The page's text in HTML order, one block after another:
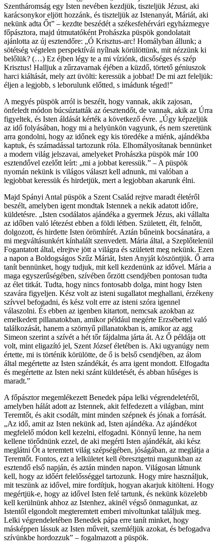
Szentháromság egy Isten nevében kezdjük, tiszteljük Jézust, aki
karácsonykor eljött hozzánk, és tiszteljük az Istenanyát, Máriát, aki
nekünk adta Őt” – kezdte beszédét a székesfehérvári egyházmegye
főpásztora, majd útmutatóként Prohászka püspök gondolatait
ajánlotta az új esztendőre: „Ó Krisztus-arc! Homályban állunk; a
sötétség végtelen perspektívái nyílnak körülöttünk, mit nézzünk ki
belőlük? (…) Ez éjben légy te a mi víziónk, dicsőséges és szép
Krisztus! Halljuk a zűrzavarnak éjében a küzdő, törtető géniuszok
harci kiáltását, mely azt üvölti: keressük a jobbat! De mi azt feleljük:
éljen a legjobb, s leborulunk előtted, s imádunk téged!”
A megyés püspök arról is beszélt, hogy vannak, akik zajosan,
önfeledt módon búcsúztatták az óesztendőt, de vannak, akik az Úrra
figyeltek, és Isten áldását kérték a következő évre. „Úgy képzeljük
az idő folyásában, hogy mi a helyünkön vagyunk, és nem szeretünk
arra gondolni, hogy az időnek egy kis töredéke a miénk, ajándékba
kaptuk, és számadással tartozunk róla. Elhomályosítanak bennünket
a modern világ jelszavai, amelyeket Prohászka püspök már 100
esztendővel ezelőtt leírt: „mi a jobbat keressük.” – A püspök
nyomán nekünk is világos választ kell adnunk, mi valóban a
legjobbat keressük és hirdetjük, mert a legjobban akarunk élni.
Majd Spányi Antal püspök a Szent Család rejtve maradt életéről
beszélt, amelyben igent mondtak Istennek a nekik adatott időre,
küldetésre. „Isten csodálatos ajándéka a gyermek Jézus, aki vállalta
az időben való létezést ebben a földi létben. Született, élt, felnőtt,
dolgozott, és hirdette Isten örömhírét. Aztán bűneink bocsánatára, a
mi megváltásunkért kínhalált szenvedett. Mária által, a Szeplőtelenül
Fogantatott által, elrejtve jött a világra és született meg nekünk. Ezen
a napon a Boldogságos Szűz Máriát, Isten Anyját köszöntjük. Ő arra
tanít bennünket, hogy tudjuk, mit kell kezdenünk az idővel. Mária a
maga egyszerűségében, szívében őrzött csendjében pontosan tudta
az élet titkát. Tudta, hogy nincs fontosabb dolga, mint hogy Isten
szavára figyeljen. Kész volt az isteni sugallatot meghallani, érzékeny
szívvel befogadni, és kész volt erre az isteni szóra igennel
válaszolni. És ebben az igenben kitartott, nemcsak azokban az
emelkedett pillanatokban, amikor például megérte Erzsébettel való
találkozását, hanem a szörnyű pillanatokban is, amikor az agg
Simeon szerint a szívét a hét tőr fájdalma járta át. Az Ő példája ott
volt, mint eligazító jel, Szent József életében is. Aki ugyanúgy nem
értette, mi is történik körülötte, de ő is belső csendjében, az álom
által megértette az Isten szándékát, és arra igent mondott. Elfogadta
és megértette az Isten neki szánt küldetését, és abban hűséges is
maradt.”
A főpásztor megemlékezett Benedek pápa lelki végrendeletéről,
amelyben hálát adott az Istennek, akit felfedezett a világban, mint
Teremtőt, és akit csodált, mint minden szépnek és jónak a forrását.
„Az idő, amit az Isten nekünk ad, Isten ajándéka. Az ajándékot
megfelelő módon kell kezelni, elfogadni. Könnyű lenne, ha nem
kellene törődnünk ezzel, de aki megérti Isten ajándékát, aki kész
meglátni Őt a teremtett világ szépségében, jóságában, az meglátja a
Teremtőt. Fontos, ezt a lelkületet kell ébresztgetni magunkban az
esztendő első napján, és aztán minden napon. Világosan látnunk
kell, hogy az időért felelősséggel tartozunk. Hogy mire használjuk,
mit teszünk az idővel, mire fordítjuk, hogyan akarjuk kitölteni. Hogy
megértjük-e, hogy az idővel Isten felé tartunk, és nekünk közelebb
kell kerülnünk ahhoz az Istenhez, akinél végső önmagunkat, az
Istentől elgondolt megteremtett emberi mivoltunkat találjuk meg.
Lelki végrendeletében Benedek pápa erre tanít minket, hogy
másképpen lássuk az Isten műveit, szemléljük azokat, és befogadva
szívünkbe hordozzuk” – fogalmazott a püspök.